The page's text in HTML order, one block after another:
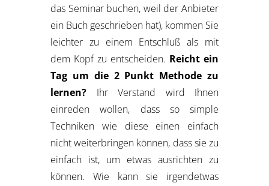
das Seminar buchen, weil der Anbieter
ein Buch geschrieben hat), kommen Sie
leichter zu einem Entschluß als mit
dem Kopf zu entscheiden. Reicht ein
Tag um die 2 Punkt Methode zu
lernen? Ihr Verstand wird Ihnen
einreden wollen, dass so simple
Techniken wie diese einen einfach
nicht weiterbringen können, dass sie zu
einfach ist, um etwas ausrichten zu
können. Wie kann sie irgendetwas